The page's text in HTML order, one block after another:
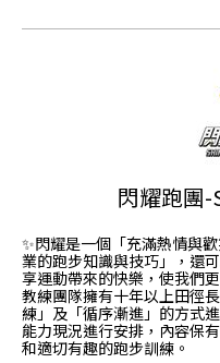
閃耀跑團
✨閃耀是一個「充滿熱情與
業的跑步知識與技巧」，還
享運動帶來的快樂，使我們
教練團隊擁有十年以上田徑
練」及「循序漸進」的方式
能力現況進行安排，內容保
和適切有趣的跑步訓練。